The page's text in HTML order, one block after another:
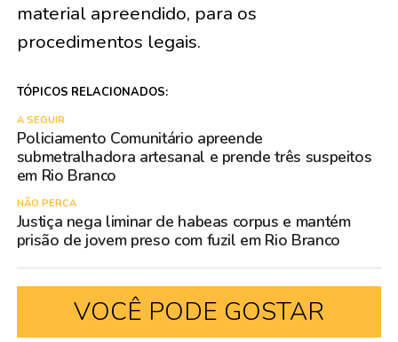
material apreendido, para os
procedimentos legais.
TÓPICOS RELACIONADOS:
A SEGUIR
Policiamento Comunitário apreende
submetralhadora artesanal e prende três suspeitos
em Rio Branco
NÃO PERCA
Justiça nega liminar de habeas corpus e mantém
prisão de jovem preso com fuzil em Rio Branco
VOCÊ PODE GOSTAR